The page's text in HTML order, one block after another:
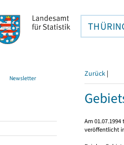
Newsletter Zurück |
Am
veröffentlicht